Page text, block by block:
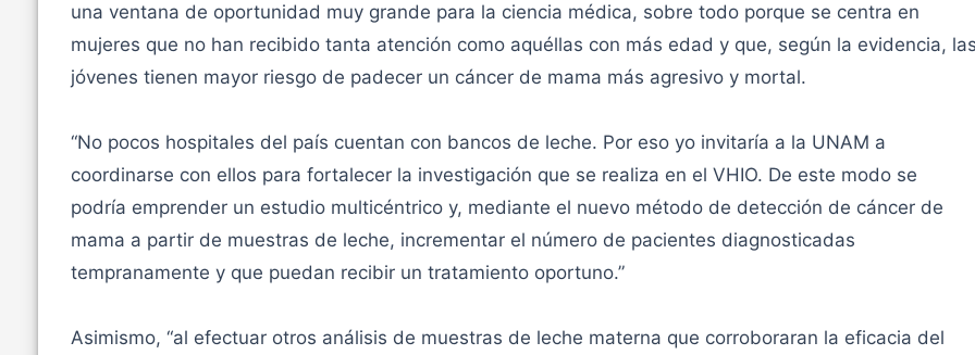
una ventana de oportunidad muy grande para la ciencia médica, sobre todo porque se centra en
mujeres que no han recibido tanta atención como aquéllas con más edad y que, según la evidencia,
jóvenes tienen mayor riesgo de padecer un cáncer de mama más agresivo y mortal.
“No pocos hospitales del país cuentan con bancos de leche. Por eso yo invitaría a la UNAM a
coordinarse con ellos para fortalecer la investigación que se realiza en el VHIO. De este modo se
podría emprender un estudio multicéntrico y, mediante el nuevo método de detección de cáncer de
mama a partir de muestras de leche, incrementar el número de pacientes diagnosticadas
tempranamente y que puedan recibir un tratamiento oportuno.”
Asimismo, “al efectuar otros análisis de muestras de leche materna que corroboraran la eficacia del